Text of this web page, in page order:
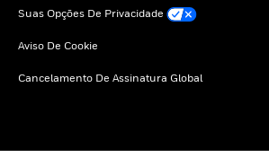
Suas Opções De Privacidade
Aviso De Cookie
Cancelamento De Assinatura Global